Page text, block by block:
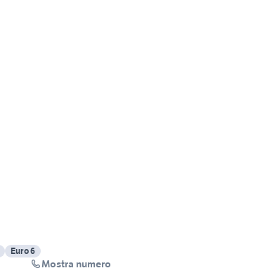
Euro 6
Mostra numero